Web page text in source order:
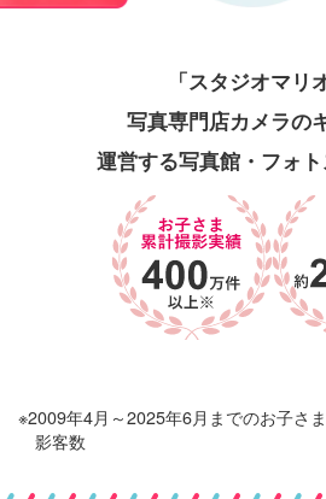
「スタジオマリ
写真専門店カメラの
運営する写真館・フォ
※2009年4月～2025年6月までのお子さ
影客数